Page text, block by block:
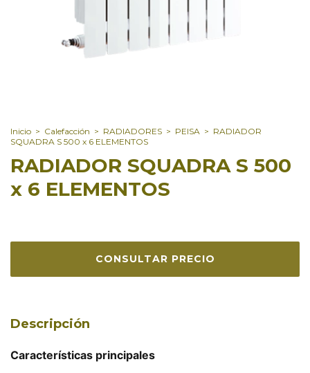
Inicio > Calefacción > RADIADORES > PEISA > RADIADOR
SQUADRA S 500 x 6 ELEMENTOS
RADIADOR SQUADRA S 500
x 6 ELEMENTOS
Descripción
Características principales